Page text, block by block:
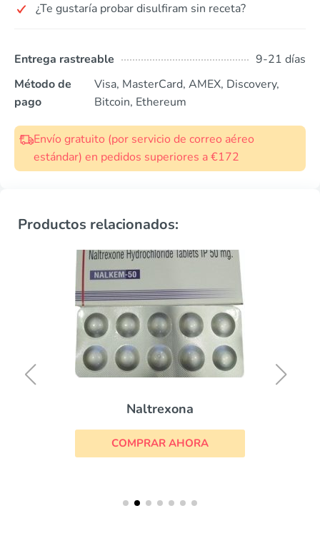
¿Te gustaría probar disulfiram sin receta?
Entrega rastreable
9-21 días
Método de
pago
Visa, MasterCard, AMEX, Discovery,
Bitcoin, Ethereum
Envío gratuito (por servicio de correo aéreo
estándar) en pedidos superiores a €172
Productos relacionados:
Naltrexona
COMPRAR AHORA